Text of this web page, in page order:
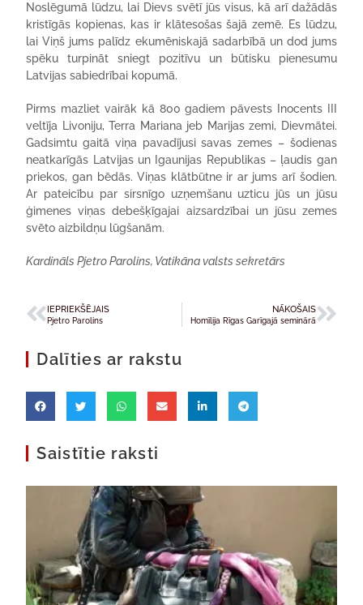
Noslēgumā lūdzu, lai Dievs svētī jūs visus, kā arī dažādās
kristīgās kopienas, kas ir klātesošas šajā zemē. Es lūdzu,
lai Viņš jums palīdz ekumēniskajā sadarbībā un dod jums
spēku turpināt sniegt pozitīvu un būtisku pienesumu
Latvijas sabiedrībai kopumā.
Pirms mazliet vairāk kā 800 gadiem pāvests Inocents III
veltīja Livoniju, Terra Mariana jeb Marijas zemi, Dievmātei.
Gadsimtu gaitā viņa pavadījusi savas zemes – šodienas
neatkarīgās Latvijas un Igaunijas Republikas – ļaudis gan
priekos, gan bēdās. Viņas klātbūtne ir ar jums arī šodien.
Ar pateicību par sirsnīgo uzņemšanu uzticu jūs un jūsu
ģimenes viņas debešķīgajai aizsardzībai un jūsu zemes
svēto aizbildņu lūgšanām.
Kardināls Pjetro Parolins, Vatikāna valsts sekretārs
IEPRIEKŠĒJAIS
Pjetro Parolins
NĀKOŠAIS
Homīlija Rīgas Garīgajā seminārā
Dalīties ar rakstu
Saistītie raksti